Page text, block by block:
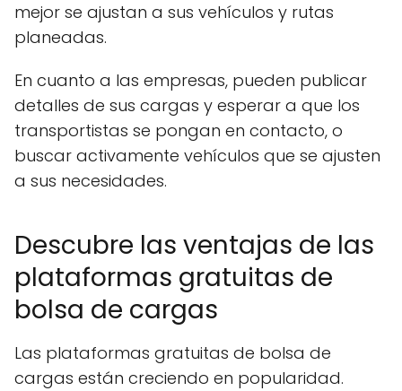
mejor se ajustan a sus vehículos y rutas
planeadas.
En cuanto a las empresas, pueden publicar
detalles de sus cargas y esperar a que los
transportistas se pongan en contacto, o
buscar activamente vehículos que se ajusten
a sus necesidades.
Descubre las ventajas de las
plataformas gratuitas de
bolsa de cargas
Las plataformas gratuitas de bolsa de
cargas están creciendo en popularidad.